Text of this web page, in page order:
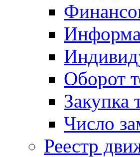
Оборот
Закупка
Число
Реестр